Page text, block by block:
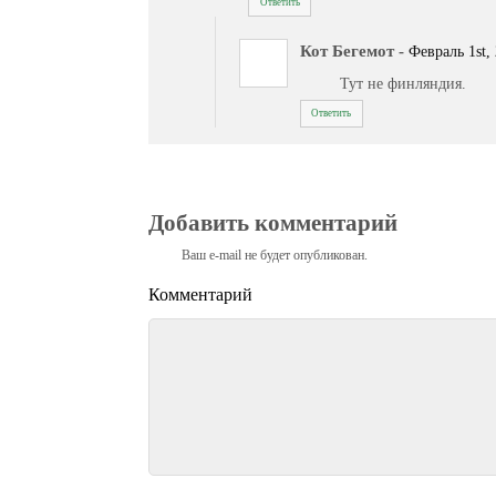
Кот Бегемот - Февраль 1st,
Тут не финляндия.
Ответить
Добавить комментарий
Ваш e-mail не будет опубликован.
Комментарий